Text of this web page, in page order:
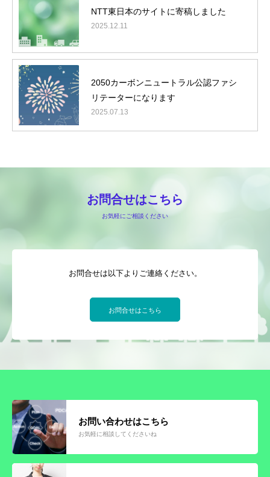
NTT東日本のサイトに寄稿しました
2025.12.11
2050カーボンニュートラル公認ファシ
リテーターになります
2025.07.13
お問合せはこちら
お気軽にご相談ください
お問合せは以下よりご連絡ください。
お問合せはこちら
お問い合わせはこちら
お気軽に相談してくださいね
働きたくなる職場づくりをお手伝いします
今、「承継ビジネス」がアツい！！
メルマガの登録はこちら
金融機関ときちんと話が出来ていますか
問活®（トイカツ）は魔法の杖です
流れ紹介
セミナー・講座申込規約